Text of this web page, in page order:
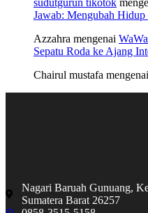
sudutgurun tikotok
Jawab: Mengubah Hidup
Azzahra mengenai
Sepatu Roda ke Ajang
Chairul mustafa mengenai
Nagari Baruah Gunuang,
Sumatera Barat 26257